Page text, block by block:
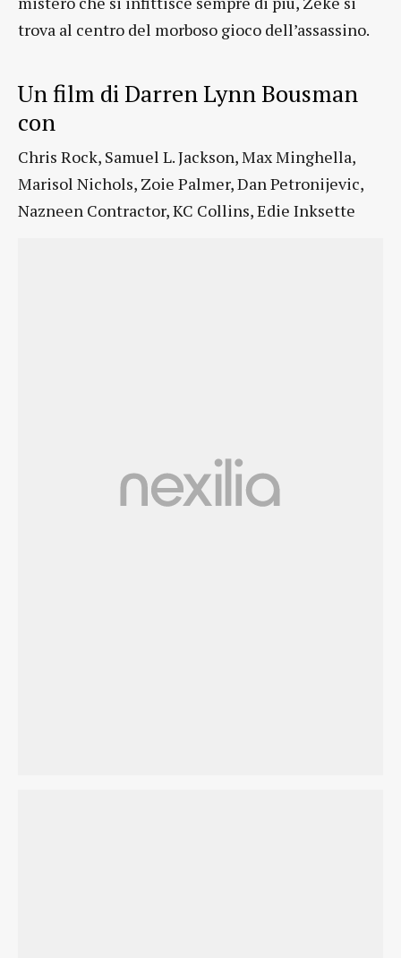
trova al centro del morboso gioco dell’assassino.
Un film di Darren Lynn Bousman
con
Chris Rock, Samuel L. Jackson, Max Minghella,
Marisol Nichols, Zoie Palmer, Dan Petronijevic,
Nazneen Contractor, KC Collins, Edie Inksette